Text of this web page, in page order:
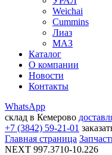
Weichai
Cummins
Лиаз
МАЗ
Каталог
О компании
Новости
Контакты
WhatsApp
склад в Кемерово
+7 (3842) 59-21-01
Главная страница
NEXT 997.3710-10.226